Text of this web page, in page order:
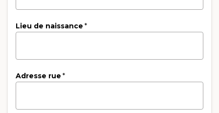
Lieu de naissance *
Adresse rue *